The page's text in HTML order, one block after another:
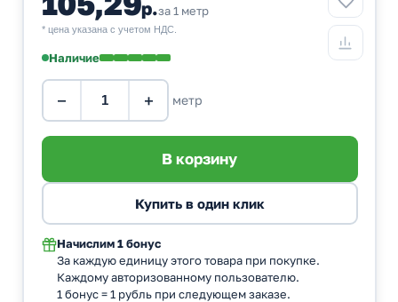
р.за 1 метр
* цена указана с учетом НДС.
Наличие
− + метр
Начислим 1 бонус
За каждую единицу этого товара при покупке.
Каждому авторизованному пользователю.
1 бонус = 1 рубль при следующем заказе.